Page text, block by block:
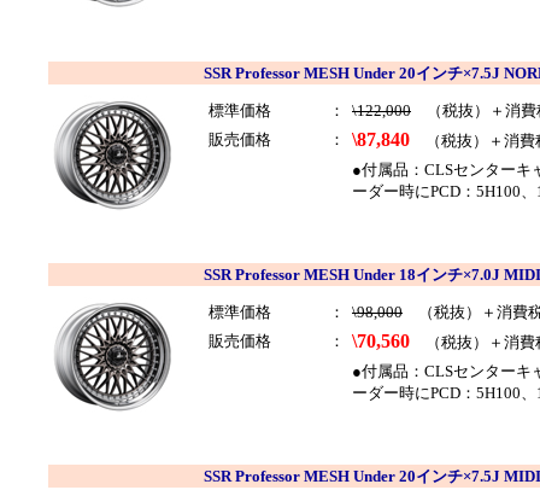
SSR Professor MESH Under 20インチ×7.5J
標準価格 ： \122,000 （税抜）＋消費
販売価格
： \87,840 （税抜）＋消費
●付属品：CLSセンター
ーダー時にPCD：5H100
SSR Professor MESH Under 18インチ×7.0J
標準価格 ： \98,000 （税抜）＋消費
販売価格
： \70,560 （税抜）＋消費
●付属品：CLSセンター
ーダー時にPCD：5H100
SSR Professor MESH Under 20インチ×7.5J